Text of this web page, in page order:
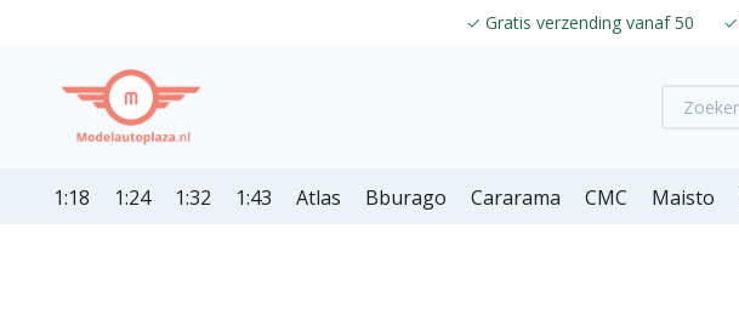
✓ Gratis verzending vanaf 50 ✓
1:18 1:24 1:32 1:43 Atlas Bburago Cararama CMC Maisto